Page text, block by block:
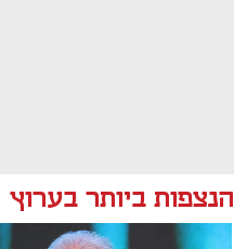
הנצפות ביותר בערוץ